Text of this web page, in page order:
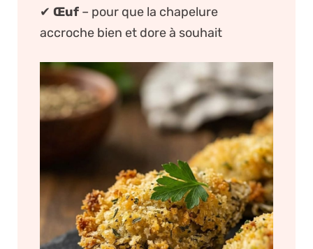
✔ Œuf – pour que la chapelure
accroche bien et dore à souhait